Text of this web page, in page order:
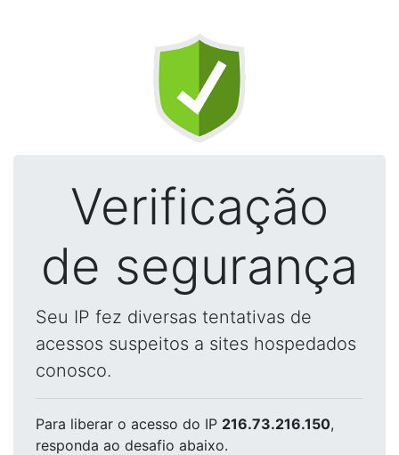
Verificação
de segurança
Seu IP fez diversas tentativas de
acessos suspeitos a sites hospedados
conosco.
Para liberar o acesso do IP 216.73.216.150,
responda ao desafio abaixo.